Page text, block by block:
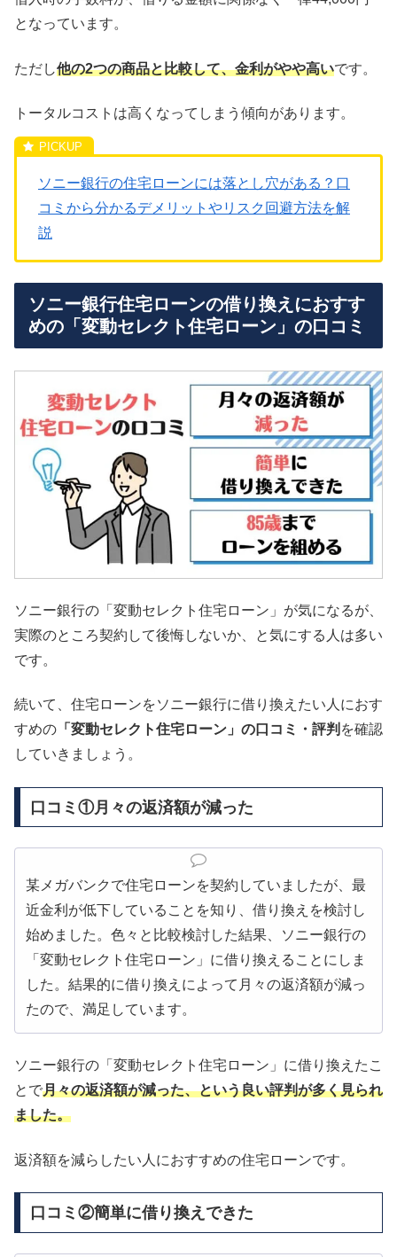
となっています。
ただし他の2つの商品と比較して、金利がやや高いです。
トータルコストは高くなってしまう傾向があります。
ソニー銀行の住宅ローンには落とし穴がある？口
コミから分かるデメリットやリスク回避方法を解
説
ソニー銀行住宅ローンの借り換えにおすす
めの「変動セレクト住宅ローン」の口コミ
ソニー銀行の「変動セレクト住宅ローン」が気になるが、
実際のところ契約して後悔しないか、と気にする人は多い
です。
続いて、住宅ローンをソニー銀行に借り換えたい人におす
すめの 「変動セレクト住宅ローン」の口コミ・評判 を確認
していきましょう。
口コミ①月々の返済額が減った
某メガバンクで住宅ローンを契約していましたが、最
近金利が低下していることを知り、借り換えを検討し
始めました。色々と比較検討した結果、ソニー銀行の
「変動セレクト住宅ローン」に借り換えることにしま
した。結果的に借り換えによって月々の返済額が減っ
たので、満足しています。
ソニー銀行の「変動セレクト住宅ローン」に借り換えたこ
とで月々の返済額が減った、という良い評判が多く見られ
ました。
返済額を減らしたい人におすすめの住宅ローンです。
口コミ②簡単に借り換えできた